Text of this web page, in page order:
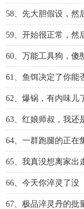
58、先大胆假设，然
59、开始很正常，然
60、万能工具狗，傻
61、鱼饵决定了你能
62、爆锅，有内味儿
63、红娘师叔，我还
64、一群跑腿的正在
65、我真没想离家出
66、今天你淬灵了没
67、极品淬灵丹的批